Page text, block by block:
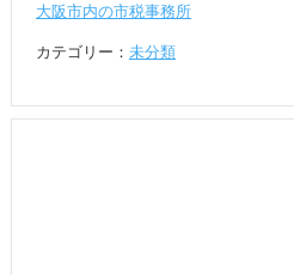
大阪市内の市税事務所
カテゴリー： 未分類